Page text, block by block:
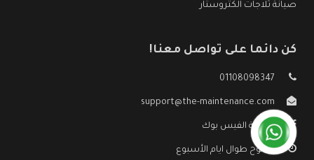
صيانة ثلاجات الكتروستار
كن دائما على تواصل معنا!
01108098347
support@the-maintenance.com
صفحة الفيس بوك
مفتوح طوال ايام الأسبوع